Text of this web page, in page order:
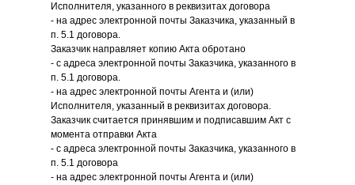
Исполнителя, указанного в реквизитах договора
- на адрес электронной почты Заказчика, указанный в
п. 5.1 договора.
Заказчик направляет копию Акта обротано
- с адреса электронной почты Заказчика, указанного в
п. 5.1 договора.
- на адрес электронной почты Агента и (или)
Исполнителя, указанный в реквизитах договора.
Заказчик считается принявшим и подписавшим Акт с
момента отправки Акта
- с адреса электронной почты Заказчика, указанного в
п. 5.1 договора
- на адрес электронной почты Агента и (или)